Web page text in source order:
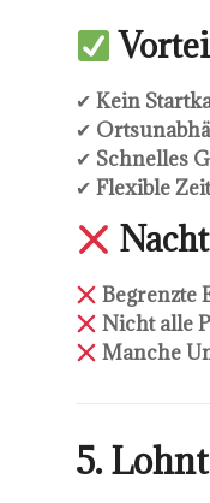
✔ Kein
✔
✔ Schnelles
✔ Flexible
Begrenzte
Nicht alle
Manche
5.